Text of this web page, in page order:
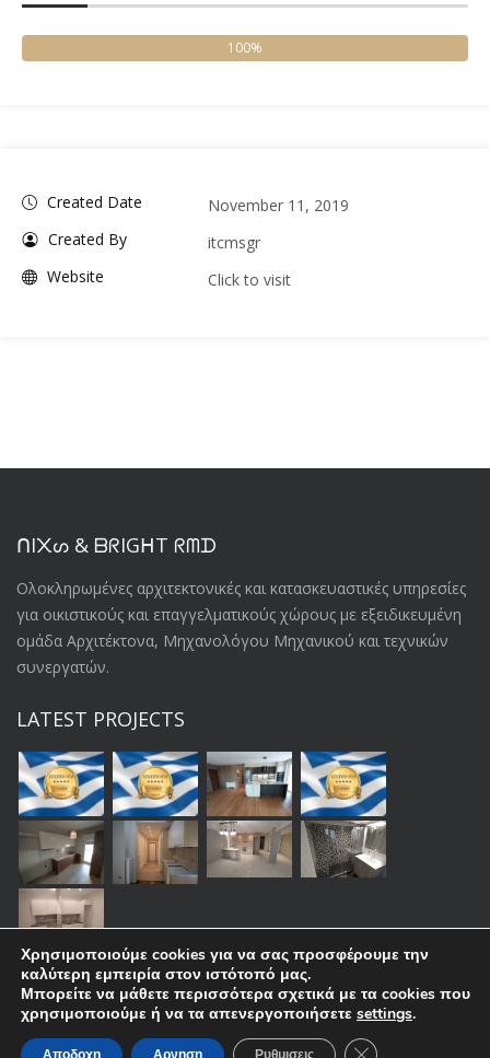
100%
Created Date
November 11, 2019
Created By
itcmsgr
Website
Click to visit
ᑎI᙭ᔕ & ᗷᖇIGᕼT ᖇᗰᗪ
Oλοκληρωμένες αρχιτεκτονικές και κατασκευαστικές υπηρεσίες
για οικιστικούς και επαγγελματικούς χώρους με εξειδικευμένη
ομάδα Αρχιτέκτονα, Μηχανολόγου Μηχανικού και τεχνικών
συνεργατών.
LATEST PROJECTS
Χρησιμοποιούμε cookies για να σας προσφέρουμε την
καλύτερη εμπειρία στον ιστότοπό μας.
Μπορείτε να μάθετε περισσότερα σχετικά με τα cookies που
χρησιμοποιούμε ή να τα απενεργοποιήσετε settings.
Close GDPR